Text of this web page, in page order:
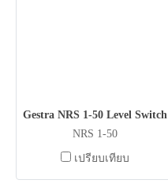
Gestra NRS 1-50 Level Switch
NRS 1-50
เปรียบเทียบ